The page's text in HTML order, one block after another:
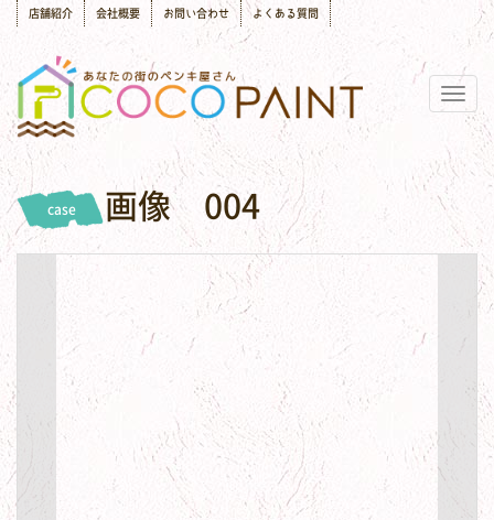
店舗紹介 会社概要 お問い合わせ よくある質問
case 画像 004